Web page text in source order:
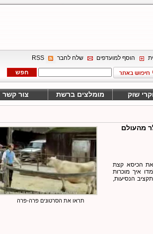
הוסף למועדפים שלח לחבר RSS
שוק מומלצים ברשת צור קשר
תראו את הסרטונים פרה-פרה
מהעולם
את הכיסא קצת
איך מוכרות
הנסיעות,